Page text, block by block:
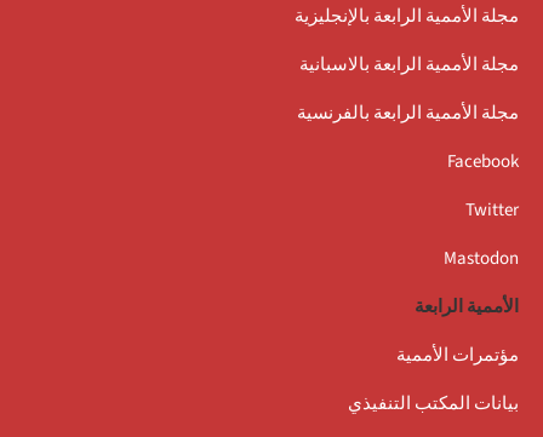
مجلة الأممية الرابعة بالإنجليزية
مجلة الأممية الرابعة بالاسبانية
مجلة الأممية الرابعة بالفرنسية
Facebook
Twitter
Mastodon
الأممية الرابعة
مؤتمرات الأممية
بيانات المكتب التنفيذي